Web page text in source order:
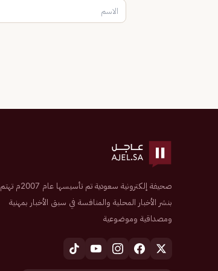
صحيفة إلكترونية سعودية تم تأسيسها عام 2007م تهتم
بنشر الأخبار المحلية والمنافسة في سبق الأخبار بمهنية
ومصداقية وموضوعية